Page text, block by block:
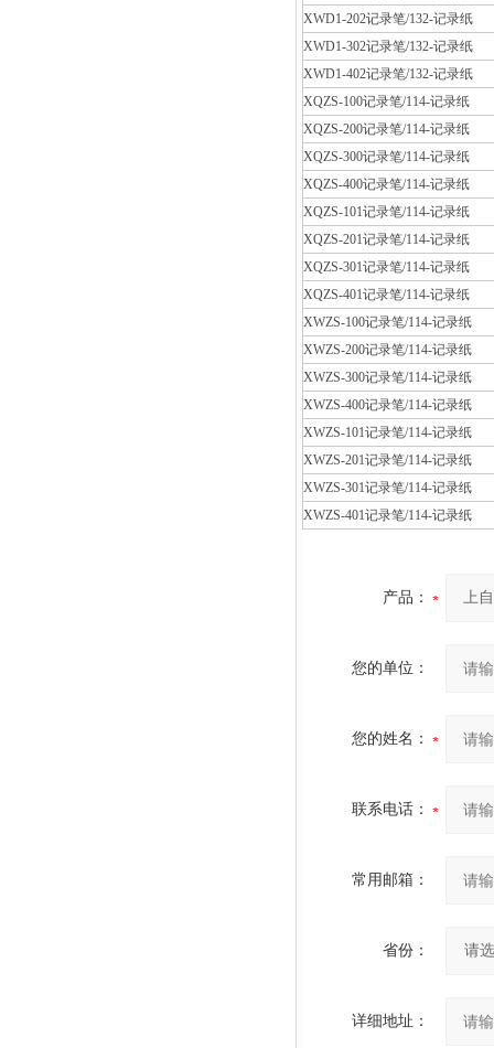
XWD1-202记录笔/132-记录纸
XWD1-302记录笔/132-记录纸
XWD1-402记录笔/132-记录纸
XQZS-100记录笔/114-记录纸
XQZS-200记录笔/114-记录纸
XQZS-300记录笔/114-记录纸
XQZS-400记录笔/114-记录纸
XQZS-101记录笔/114-记录纸
XQZS-201记录笔/114-记录纸
XQZS-301记录笔/114-记录纸
XQZS-401记录笔/114-记录纸
XWZS-100记录笔/114-记录纸
XWZS-200记录笔/114-记录纸
XWZS-300记录笔/114-记录纸
XWZS-400记录笔/114-记录纸
XWZS-101记录笔/114-记录纸
XWZS-201记录笔/114-记录纸
XWZS-301记录笔/114-记录纸
XWZS-401记录笔/114-记录纸
产品：
您的单位：
您的姓名：
联系电话：
常用邮箱：
省份：
详细地址：